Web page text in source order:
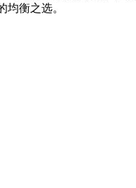
衡之选。